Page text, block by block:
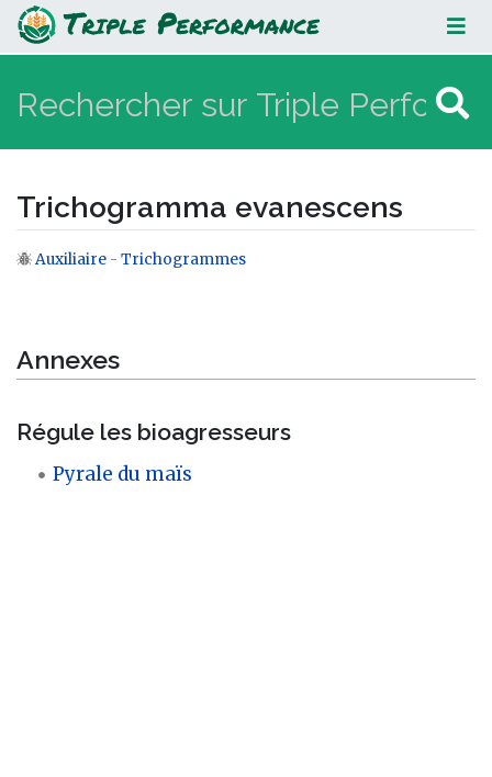
Trichogramma evanescens
Trichogramma evanescens
Aller à :navigation,rechercher
Auxiliaire - Trichogrammes
Annexes
Régule les bioagresseurs
Pyrale du maïs